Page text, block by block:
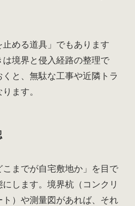
める道具」でもあります
境界と侵入経路の整理で
と、無駄な工事や近隣トラ
ます。
こまでが自宅敷地か」を目で
します。境界杭（コンクリ
）や測量図があれば、それ